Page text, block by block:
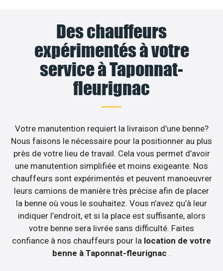
Des chauffeurs
expérimentés à votre
service à Taponnat-
fleurignac
Votre manutention requiert la livraison d’une benne?
Nous faisons le nécessaire pour la positionner au plus
près de votre lieu de travail. Cela vous permet d’avoir
une manutention simplifiée et moins exigeante. Nos
chauffeurs sont expérimentés et peuvent manoeuvrer
leurs camions de manière très précise afin de placer
la benne où vous le souhaitez. Vous n’avez qu’à leur
indiquer l’endroit, et si la place est suffisante, alors
votre benne sera livrée sans difficulté. Faites
confiance à nos chauffeurs pour la location de votre
benne à Taponnat-fleurignac .